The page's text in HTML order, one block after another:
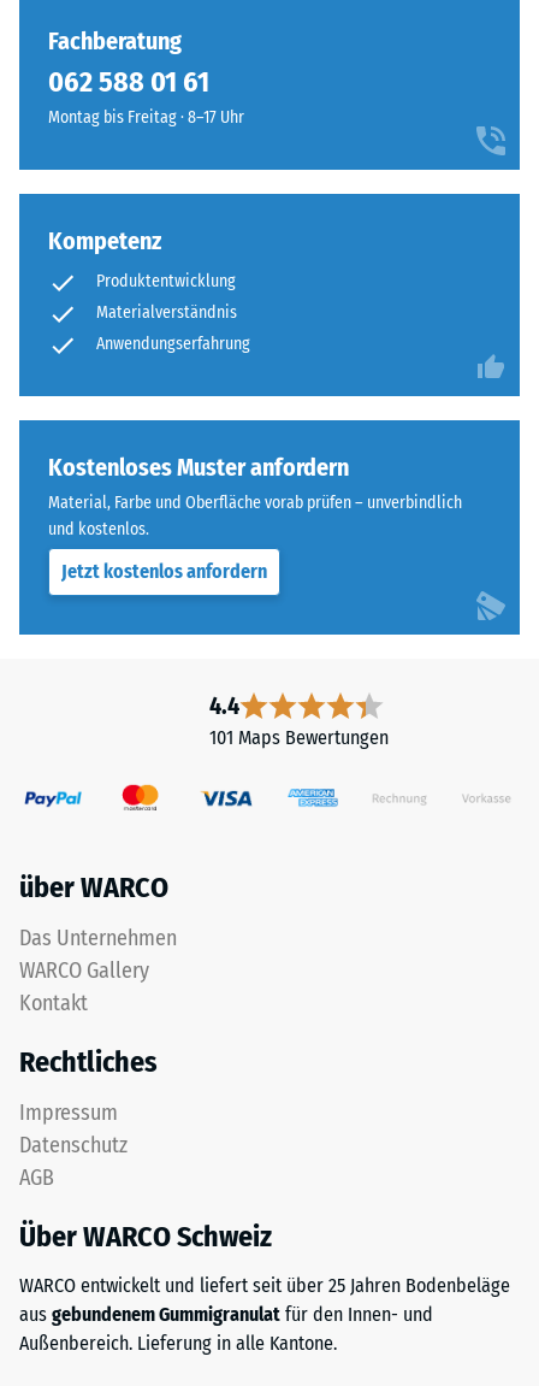
Fachberatung
062 588 01 61
Montag bis Freitag · 8–17 Uhr
Kompetenz
Produktentwicklung
Materialverständnis
Anwendungserfahrung
Kostenloses Muster anfordern
Material, Farbe und Oberfläche vorab prüfen – unverbindlich
und kostenlos.
Jetzt kostenlos anfordern
4.4
101 Maps Bewertungen
über WARCO
Das Unternehmen
WARCO Gallery
Kontakt
Rechtliches
Impressum
Datenschutz
AGB
Über WARCO Schweiz
WARCO entwickelt und liefert seit über 25 Jahren Bodenbeläge
aus gebundenem Gummigranulat für den Innen- und
Außenbereich. Lieferung in alle Kantone.